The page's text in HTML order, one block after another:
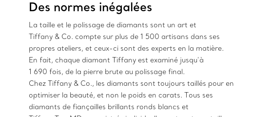
Des normes inégalées
La taille et le polissage de diamants sont un art et
Tiffany & Co. compte sur plus de 1 500 artisans dans ses
propres ateliers, et ceux-ci sont des experts en la matière.
En fait, chaque diamant Tiffany est examiné jusqu’à
1 690 fois, de la pierre brute au polissage final.
Chez Tiffany & Co., les diamants sont toujours taillés pour en
optimiser la beauté, et non le poids en carats. Tous ses
diamants de fiançailles brillants ronds blancs et